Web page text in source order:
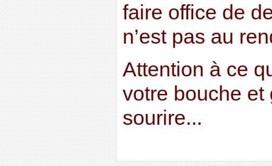
faire office de
n’est pas au
Attention à ce
votre bouche et
sourire...